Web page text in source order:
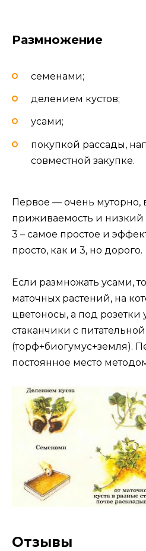
Размножение
семенами;
делением кустов;
усами;
покупкой рассады,
совместной закупке.
Первое — очень муторно,
приживаемость и
3 – самое простое и
просто, как и 3, но дорого.
Если размножать усами,
маточных растений, на
цветоносы, а под розетки
стаканчики с
(торф+биогумус+земля).
постоянное место
Отзывы